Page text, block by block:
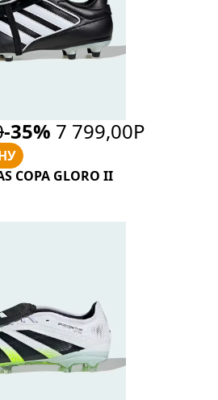
-35% 7 799,00Р
COPA GLORO II